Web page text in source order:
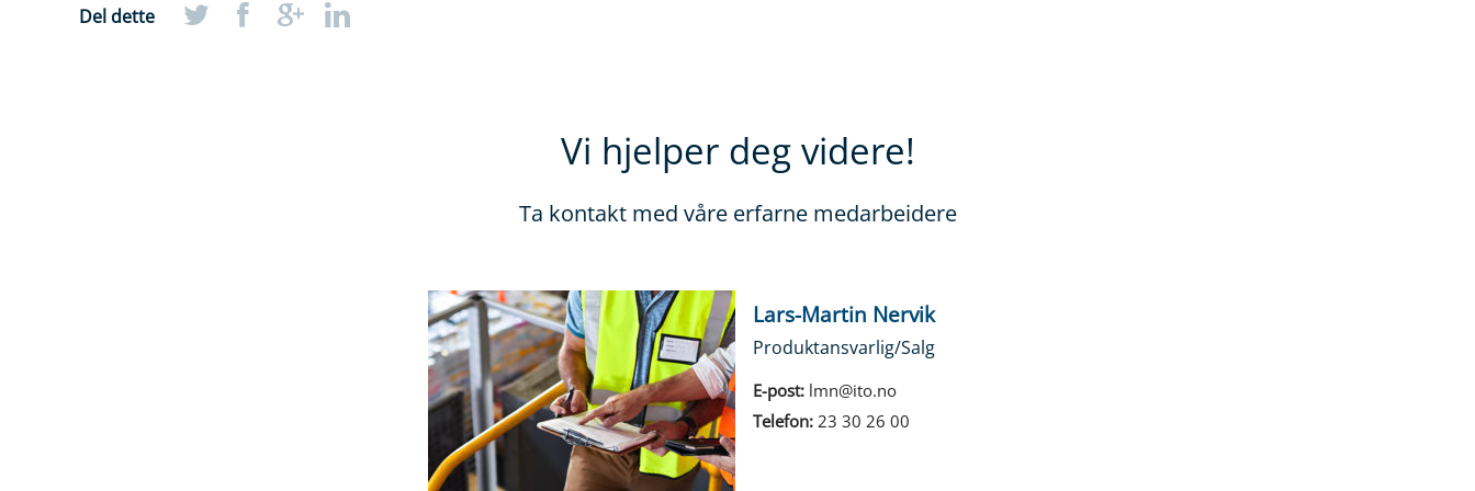
Del dette
Vi hjelper deg videre!
Ta kontakt med våre erfarne medarbeidere
Lars-Martin Nervik
Produktansvarlig/Salg
E-post: lmn@ito.no
Telefon: 23 30 26 00